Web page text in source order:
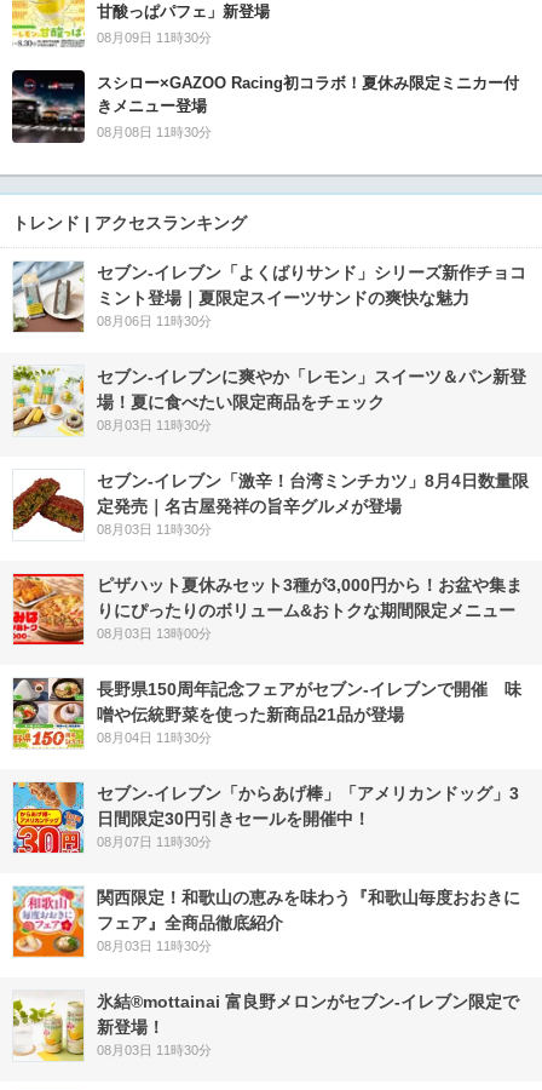
甘酸っぱパフェ」新登場
08月09日 11時30分
スシロー×GAZOO Racing初コラボ！夏休み限定ミニカー付
きメニュー登場
08月08日 11時30分
トレンド | アクセスランキング
セブン‐イレブン「よくばりサンド」シリーズ新作チョコ
ミント登場｜夏限定スイーツサンドの爽快な魅力
08月06日 11時30分
セブン‐イレブンに爽やか「レモン」スイーツ＆パン新登
場！夏に食べたい限定商品をチェック
08月03日 11時30分
セブン-イレブン「激辛！台湾ミンチカツ」8月4日数量限
定発売｜名古屋発祥の旨辛グルメが登場
08月03日 11時30分
ピザハット夏休みセット3種が3,000円から！お盆や集ま
りにぴったりのボリューム&おトクな期間限定メニュー
08月03日 13時00分
長野県150周年記念フェアがセブン-イレブンで開催 味
噌や伝統野菜を使った新商品21品が登場
08月04日 11時30分
セブン‐イレブン「からあげ棒」「アメリカンドッグ」3
日間限定30円引きセールを開催中！
08月07日 11時30分
関西限定！和歌山の恵みを味わう『和歌山毎度おおきに
フェア』全商品徹底紹介
08月03日 11時30分
氷結®mottainai 富良野メロンがセブン‐イレブン限定で
新登場！
08月03日 11時30分